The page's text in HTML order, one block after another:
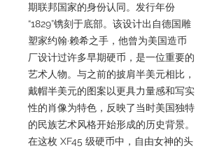
期联邦国家的身份认同。发行年份
“1829”镌刻于底部。该设计出自德国雕
塑家约翰·赖希之手，他曾为美国造币
厂设计过许多早期硬币，是一位重要的
艺术人物。与之前的披肩半美元相比，
戴帽半美元的图案以更具力量感和写实
性的肖像为特色，反映了当时美国独特
的民族艺术风格开始形成的历史背景。
在这枚 XF45 级硬币中，自由女神的头